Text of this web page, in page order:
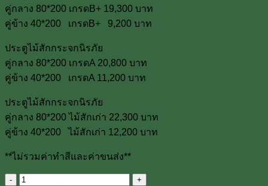
คู่กลาง 80*200 เกรดB+ 19,300 บาท
คู่ข้าง 40*200 เกรดB+ 9,200 บาท
ประตูไม้สักกระจกนิรภัย
คู่กลาง 80*200 เกรดA 20,800 บาท
คู่ข้าง 40*200 เกรดA 11,200 บาท
ประตูไม้สักกระจกนิรภัย
คู่กลาง 80*200 ไม้สักเก่า 22,300 บาท
คู่ข้าง 40*200 ไม้สักเก่า 12,200 บาท
**ไม่รวมค่าทำสีและค่าขนส่ง**
จำนวน